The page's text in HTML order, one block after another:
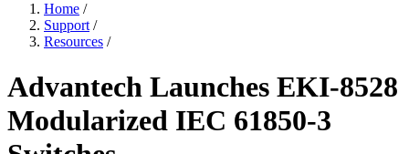
Home /
Support /
Resources /
Advantech Launches EKI-8528
Modularized IEC 61850-3